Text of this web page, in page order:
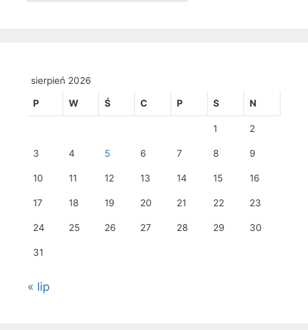
sierpień 2026
P W Ś C P S N
1 2
3 4 5 6 7 8 9
10 11 12 13 14 15 16
17 18 19 20 21 22 23
24 25 26 27 28 29 30
31
« lip